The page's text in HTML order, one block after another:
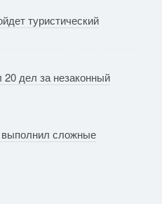
туристический
20 дел за незаконный
выполнил сложные